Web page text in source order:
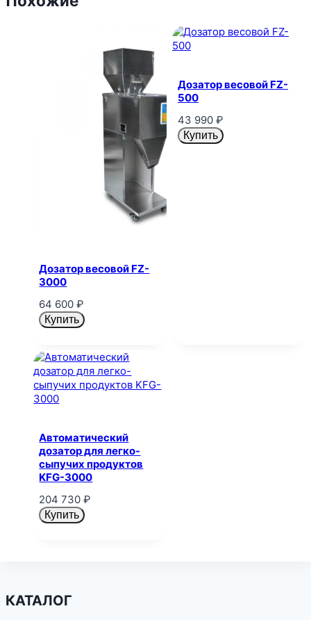
Дозатор весовой FZ-
3000
64 600₽
Купить
Дозатор весовой FZ-
500
43 990 ₽
Купить
Автоматический
дозатор для легко-
сыпучих продуктов
KFG-3000
204 730₽
Купить
КАТАЛОГ